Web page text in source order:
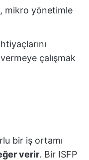
mikro yönetimle
çalışmak
bir iş ortamı
verir. Bir ISFP